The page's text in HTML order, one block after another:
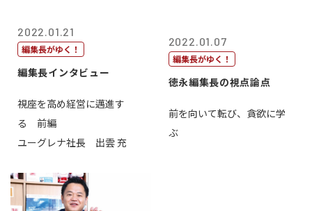
2022.01.21
編集長がゆく！
編集長インタビュー
視座を高め経営に邁進す
る 前編
ユーグレナ社長 出雲 充
2022.01.07
編集長がゆく！
徳永編集長の視点論点
前を向いて転び、貪欲に学
ぶ